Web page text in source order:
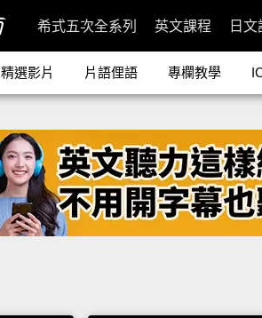
希式五次全系列 英文課程 日文
精選影片 片語俚語 專欄教學